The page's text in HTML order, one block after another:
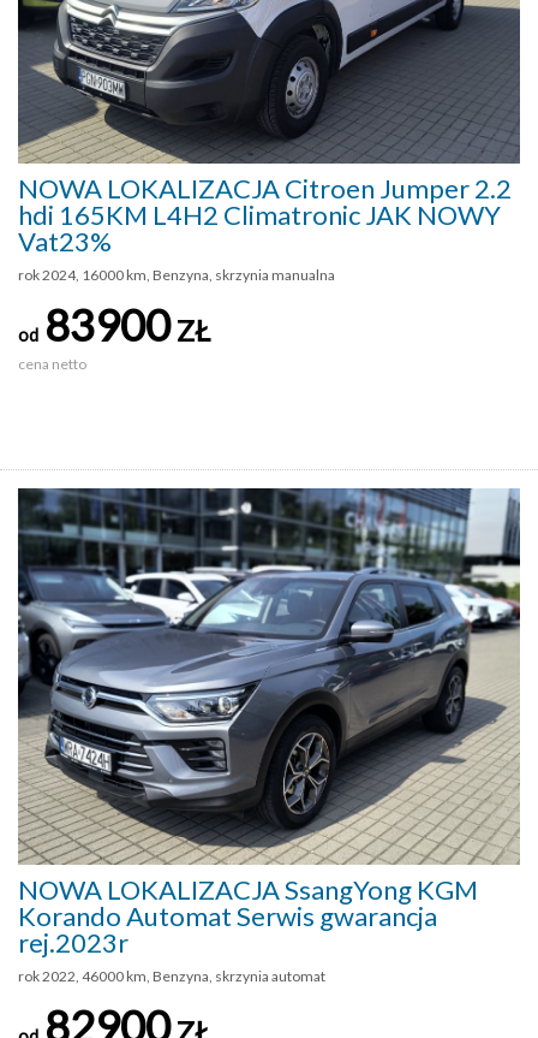
NOWA LOKALIZACJA Citroen Jumper 2.2
hdi 165KM L4H2 Climatronic JAK NOWY
Vat23%
rok 2024, 16000 km, Benzyna, skrzynia manualna
od 83900ZŁ
cena netto
NOWA LOKALIZACJA SsangYong KGM
Korando Automat Serwis gwarancja
rej.2023r
rok 2022, 46000 km, Benzyna, skrzynia automat
82900